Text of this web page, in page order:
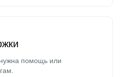
помощь или